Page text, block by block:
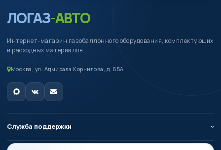
ЛОГАЗ-АВТО
Интернет-магазин газобаллонного оборудования, комплектующих
и расходных материалов.
Москва, ул. Адмирала Корнилова, д. 65А
Служба поддержки